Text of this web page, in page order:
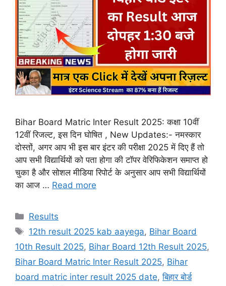
Bihar Board Matric Inter Result 2025: कक्षा 10वीं
12वीं रिजल्ट, इस दिन घोषित , New Updates:- नमस्कार
दोस्तों, अगर आप भी इस बार इंटर की परीक्षा 2025 में दिए हैं तो
आप सभी विद्यार्थियों को पता होगा की टॉपर वेरिफिकेशन समाप्त हो
चुका है और सोशल मीडिया रिपोर्ट के अनुसार आप सभी विद्यार्थियों
का आज … Read more
Categories
Results
Tags
12th result 2025 kab aayega, Bihar Board
10th Result 2025, Bihar Board 12th Result 2025,
Bihar Board Matric Inter Result 2025, Bihar
board matric inter result 2025 date,बिहार बोर्ड